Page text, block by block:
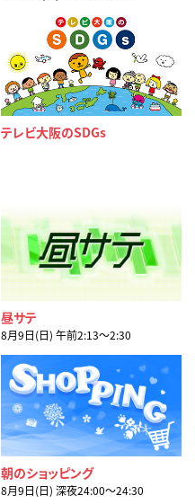
テレビ大阪のSDGs
昼サテ
8月9日(日) 午前2:13〜2:30
朝のショッピング
8月9日(日) 深夜24:00〜24:30